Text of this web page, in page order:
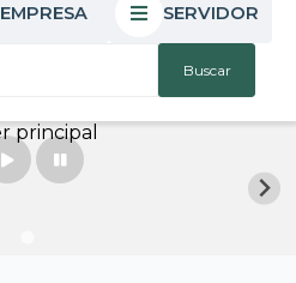
EMPRESA SERVIDOR